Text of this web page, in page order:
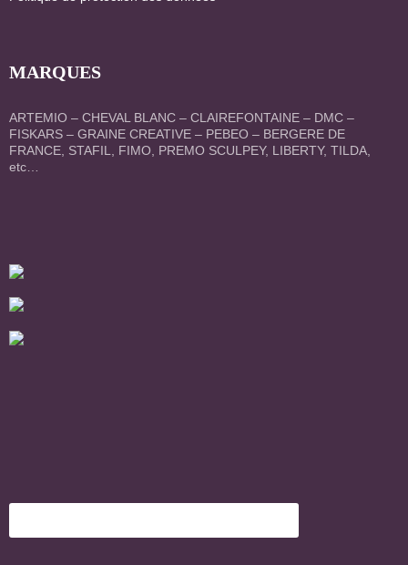
MARQUES
ARTEMIO – CHEVAL BLANC – CLAIREFONTAINE – DMC –
FISKARS – GRAINE CREATIVE – PEBEO – BERGERE DE
FRANCE, STAFIL, FIMO, PREMO SCULPEY, LIBERTY, TILDA,
etc…